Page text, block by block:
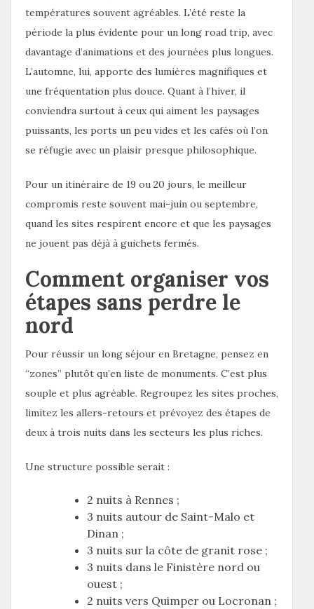
températures souvent agréables. L’été reste la
période la plus évidente pour un long road trip, avec
davantage d’animations et des journées plus longues.
L’automne, lui, apporte des lumières magnifiques et
une fréquentation plus douce. Quant à l’hiver, il
conviendra surtout à ceux qui aiment les paysages
puissants, les ports un peu vides et les cafés où l’on
se réfugie avec un plaisir presque philosophique.
Pour un itinéraire de 19 ou 20 jours, le meilleur
compromis reste souvent mai-juin ou septembre,
quand les sites respirent encore et que les paysages
ne jouent pas déjà à guichets fermés.
Comment organiser vos
étapes sans perdre le
nord
Pour réussir un long séjour en Bretagne, pensez en
“zones” plutôt qu’en liste de monuments. C’est plus
souple et plus agréable. Regroupez les sites proches,
limitez les allers-retours et prévoyez des étapes de
deux à trois nuits dans les secteurs les plus riches.
Une structure possible serait :
2 nuits à Rennes ;
3 nuits autour de Saint-Malo et
Dinan ;
3 nuits sur la côte de granit rose ;
3 nuits dans le Finistère nord ou
ouest ;
2 nuits vers Quimper ou Locronan ;